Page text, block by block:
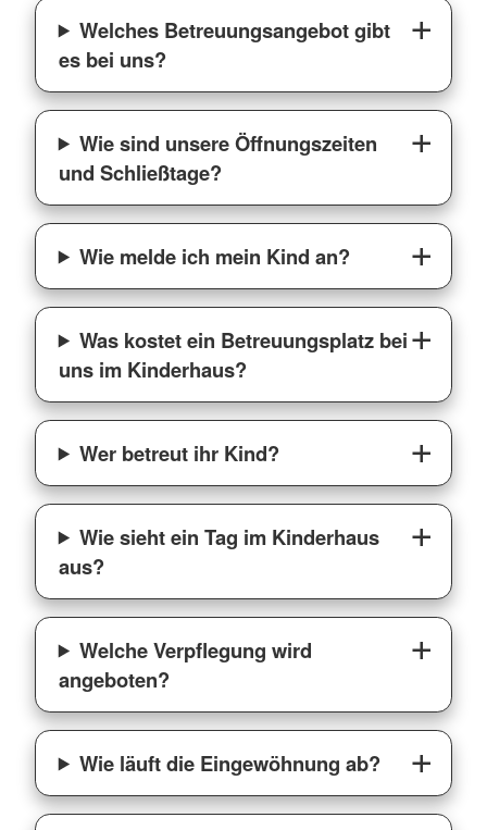
Welches Betreuungsangebot gibt
es bei uns?
Wie sind unsere Öffnungszeiten
und Schließtage?
Wie melde ich mein Kind an?
Was kostet ein Betreuungsplatz bei
uns im Kinderhaus?
Wer betreut ihr Kind?
Wie sieht ein Tag im Kinderhaus
aus?
Welche Verpflegung wird
angeboten?
Wie läuft die Eingewöhnung ab?